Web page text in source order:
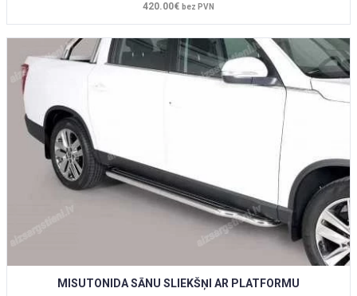
420.00€ bez PVN
MISUTONIDA SĀNU SLIEKŠŅI AR PLATFORMU